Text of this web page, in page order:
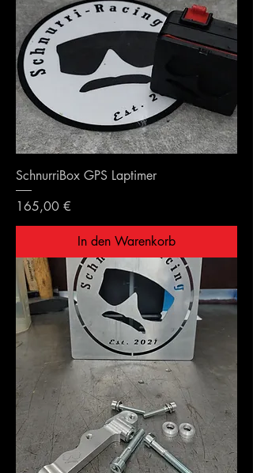
SchnurriBox GPS Laptimer
Preis
165,00 €
In den Warenkorb